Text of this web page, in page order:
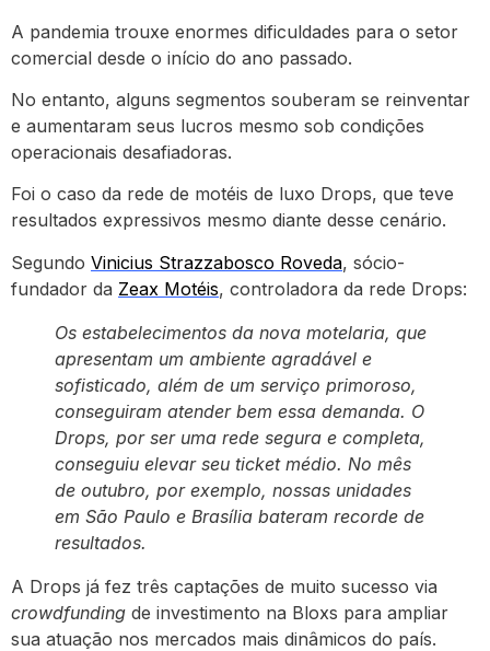
A pandemia trouxe enormes dificuldades para o setor
comercial desde o início do ano passado.
No entanto, alguns segmentos souberam se reinventar
e aumentaram seus lucros mesmo sob condições
operacionais desafiadoras.
Foi o caso da rede de motéis de luxo Drops, que teve
resultados expressivos mesmo diante desse cenário.
Segundo Vinicius Strazzabosco Roveda, sócio-
fundador da Zeax Motéis, controladora da rede Drops:
Os estabelecimentos da nova motelaria, que
apresentam um ambiente agradável e
sofisticado, além de um serviço primoroso,
conseguiram atender bem essa demanda. O
Drops, por ser uma rede segura e completa,
conseguiu elevar seu ticket médio. No mês
de outubro, por exemplo, nossas unidades
em São Paulo e Brasília bateram recorde de
resultados.
A Drops já fez três captações de muito sucesso via
crowdfunding de investimento na Bloxs para ampliar
sua atuação nos mercados mais dinâmicos do país.